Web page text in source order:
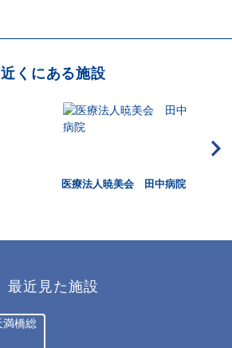
近くにある施設
医療法人暁美会 田中病院
最近見た施設